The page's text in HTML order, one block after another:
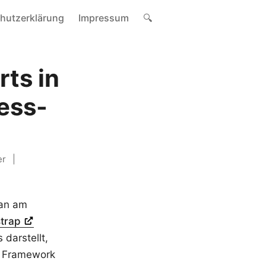
Impressum 🔍
in
am
darstellt,